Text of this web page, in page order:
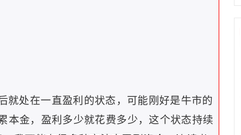
就处在一直盈利的状态，可能刚好是牛市的
本金，盈利多少就花费多少，这个状态持续